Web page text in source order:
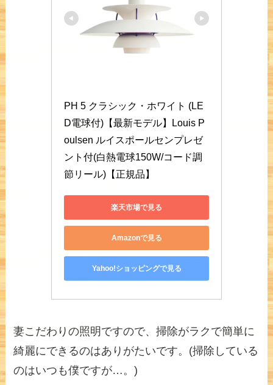
PH 5 クラシック・ホワイト (LE
D電球付)【最新モデル】Louis P
oulsen ルイスポールセンプレゼ
ント付(白熱電球150W/コード調
節リール)【正規品】
楽天市場で見る
Amazonで見る
Yahoo!ショッピングで見る
妻こだわりの照明ですので、掃除がラクで簡単に
綺麗にできるのはありがたいです。(掃除している
のはいつも僕ですが…。)